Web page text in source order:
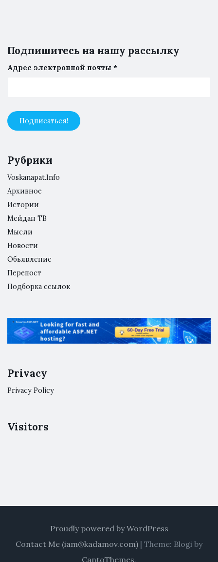
Подпишитесь на нашу рассылку
Адрес электронной почты *
Рубрики
Voskanapat.Info
Архивное
Истории
Мейдан ТВ
Мысли
Новости
Обьявление
Перепост
Подборка ссылок
Privacy
Privacy Policy
Visitors
Proudly powered by WordPress
Contact Me (iam@kadamov.com) | Theme: Blogi by
CantoThemes.